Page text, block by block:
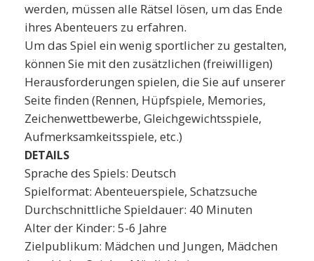
werden, müssen alle Rätsel lösen, um das Ende
ihres Abenteuers zu erfahren.
Um das Spiel ein wenig sportlicher zu gestalten,
können Sie mit den zusätzlichen (freiwilligen)
Herausforderungen spielen, die Sie auf unserer
Seite finden (Rennen, Hüpfspiele, Memories,
Zeichenwettbewerbe, Gleichgewichtsspiele,
Aufmerksamkeitsspiele, etc.)
DETAILS
Sprache des Spiels: Deutsch
Spielformat: Abenteuerspiele, Schatzsuche
Durchschnittliche Spieldauer: 40 Minuten
Alter der Kinder: 5-6 Jahre
Zielpublikum: Mädchen und Jungen, Mädchen